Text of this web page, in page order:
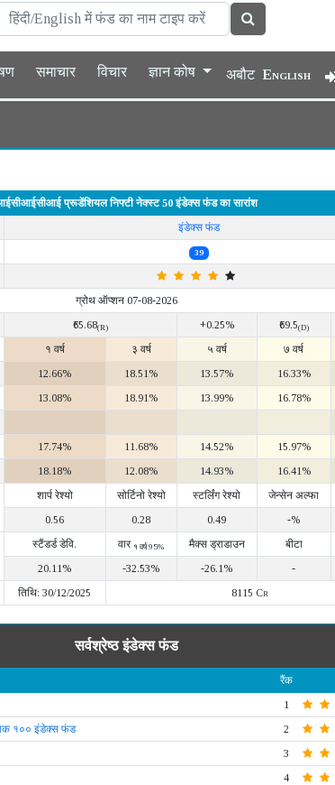
समाचार विचार ज्ञान कोष अबौट English
प्रूडेंशियल निफ्टी नेक्स्ट 50 इंडेक्स फंड का सारांश
इंडेक्स फंड
39
ग्रोथ ऑप्शन 07-08-2026
₹65.68(R) +0.25% ₹69.5(D)
१ वर्ष ३ वर्ष ५ वर्ष ७ वर्ष
12.66% 18.51% 13.57% 16.33%
13.08% 18.91% 13.99% 16.78%
17.74% 11.68% 14.52% 15.97%
18.18% 12.08% 14.93% 16.41%
शार्प रेश्यो सोर्टिनो रेश्यो स्टर्लिंग रेश्यो जेन्सेन अल्फा
0.56
0.28 0.49 -%
स्टैंडर्ड डेवि. वार १ वर्ष 95% मैक्स ड्राडाउन बीटा
20.11%
-32.53% -26.1% -
तिथि: 30/12/2025 8115 Cr
सर्वश्रेष्ठ इंडेक्स फंड
रैंक
1
१०० इंडेक्स फंड
2
3
4